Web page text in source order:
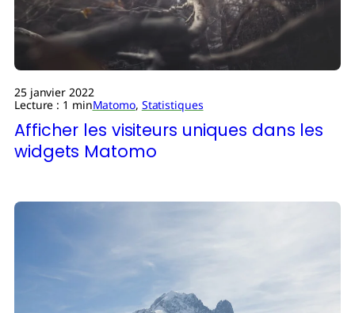
25 janvier 2022
Lecture : 1 minMatomo, Statistiques
Afficher les visiteurs uniques dans les
widgets Matomo